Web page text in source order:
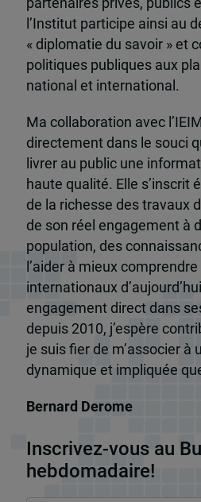
l’Institut participe ainsi au
« diplomatie du savoir » et
politiques publiques aux
national et international.
Ma collaboration avec
directement dans le souci
livrer au public une
haute qualité. Elle s’inscrit
de la richesse des travaux
de son réel engagement à
population, des
l’aider à mieux
internationaux
engagement direct dans
depuis 2010, j’espère
je suis fier de m’associer à
dynamique et impliquée
Bernard Derome
Inscrivez-vous au
hebdomadaire!